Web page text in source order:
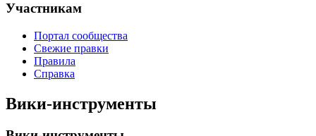
Участникам
Портал сообщества
Свежие правки
Правила
Справка
Вики-инструменты